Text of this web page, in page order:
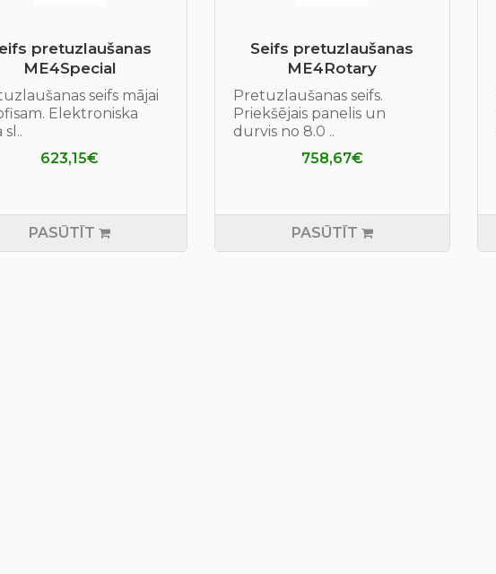
pretuzlaušanas
ME4Special
seifs mājai
Elektroniska
sl..
623,15€
PASŪTĪT
Seifs pretuzlaušanas
МE4Rotary
Pretuzlaušanas seifs.
Priekšējais panelis un
durvis no 8.0 ..
758,67€
PASŪTĪT